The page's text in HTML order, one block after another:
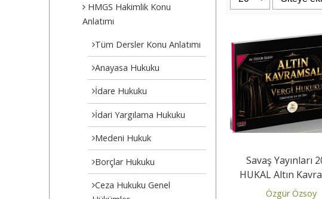
HMGS Hakimlik Konu
Anlatımı
Tüm Dersler Konu Anlatımı
Anayasa Hukuku
İdare Hukuku
İdari Yargılama Hukuku
Medeni Hukuk
Borçlar Hukuku
Ceza Hukuku Genel
Savaş Yayınları
HUKAL Altın
Vergi Hukuku
Özgür Özsoy